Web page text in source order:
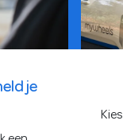
je